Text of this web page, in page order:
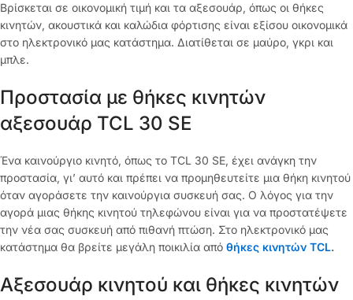
Βρίσκεται σε οικονομική τιμή και τα αξεσουάρ, όπως οι θήκες
κινητών, ακουστικά και καλώδια φόρτισης είναι εξίσου οικονομικά
στο ηλεκτρονικό μας κατάστημα. Διατίθεται σε μαύρο, γκρι και
μπλε.
Προστασία με θήκες κινητών
αξεσουάρ TCL 30 SE
Ένα καινούργιο κινητό, όπως το TCL 30 SE, έχει ανάγκη την
προστασία, γι’ αυτό και πρέπει να προμηθευτείτε μια θήκη κινητού
όταν αγοράσετε την καινούργια συσκευή σας. Ο λόγος για την
αγορά μιας θήκης κινητού τηλεφώνου είναι για να προστατέψετε
την νέα σας συσκευή από πιθανή πτώση. Στο ηλεκτρονικό μας
κατάστημα θα βρείτε μεγάλη ποικιλία από θήκες κινητών TCL.
Αξεσουάρ κινητού και θήκες κινητών